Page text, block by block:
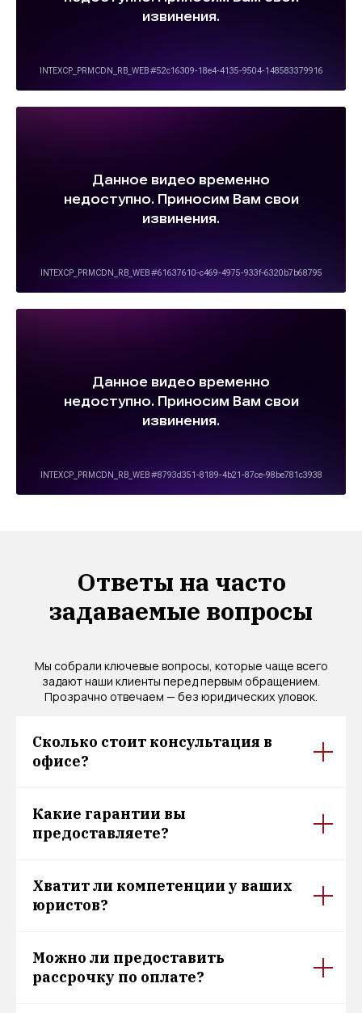
Ответы на часто
задаваемые вопросы
Мы собрали ключевые вопросы, которые чаще всего
задают наши клиенты перед первым обращением.
Прозрачно отвечаем — без юридических уловок.
Сколько стоит консультация в
офисе?
Какие гарантии вы
предоставляете?
Хватит ли компетенции у ваших
юристов?
Можно ли предоставить
рассрочку по оплате?